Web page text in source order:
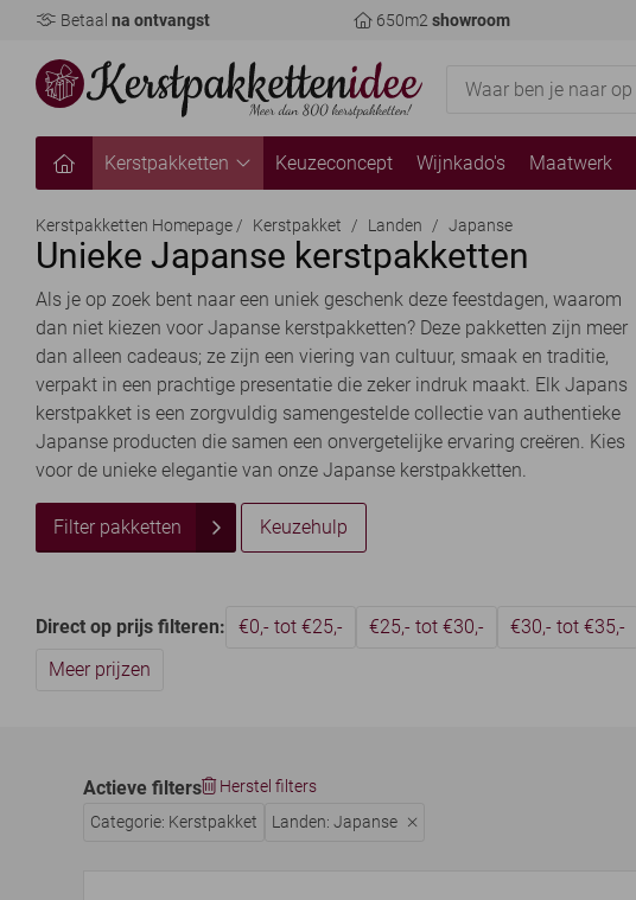
Betaal na ontvangst 650m2showroom
Kerstpakketten Keuzeconcept Wijnkado's Maatwerk
Kerstpakketten Homepage / Kerstpakket / Landen / Japanse
Unieke Japanse kerstpakketten
Als je op zoek bent naar een uniek geschenk deze feestdagen, waarom
dan niet kiezen voor Japanse kerstpakketten? Deze pakketten zijn meer
dan alleen cadeaus; ze zijn een viering van cultuur, smaak en traditie,
verpakt in een prachtige presentatie die zeker indruk maakt. Elk Japans
kerstpakket is een zorgvuldig samengestelde collectie van authentieke
Japanse producten die samen een onvergetelijke ervaring creëren. Kies
voor de unieke elegantie van onze Japanse kerstpakketten.
Filter pakketten Keuzehulp
Direct op prijs filteren: €0,- tot €25,- €25,- tot €30,- €30,- tot €35,-
Meer prijzen
Actieve filters
Herstel filters
Categorie: Kerstpakket
Landen: Japanse